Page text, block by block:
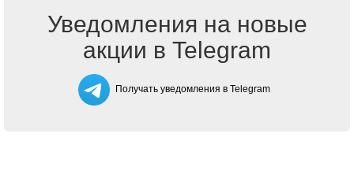
Уведомления на новые
акции в Telegram
Получать уведомления в Telegram